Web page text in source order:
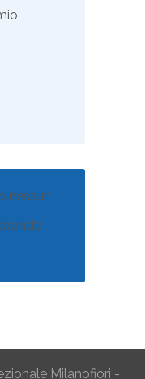
nessun
Milanofiori -